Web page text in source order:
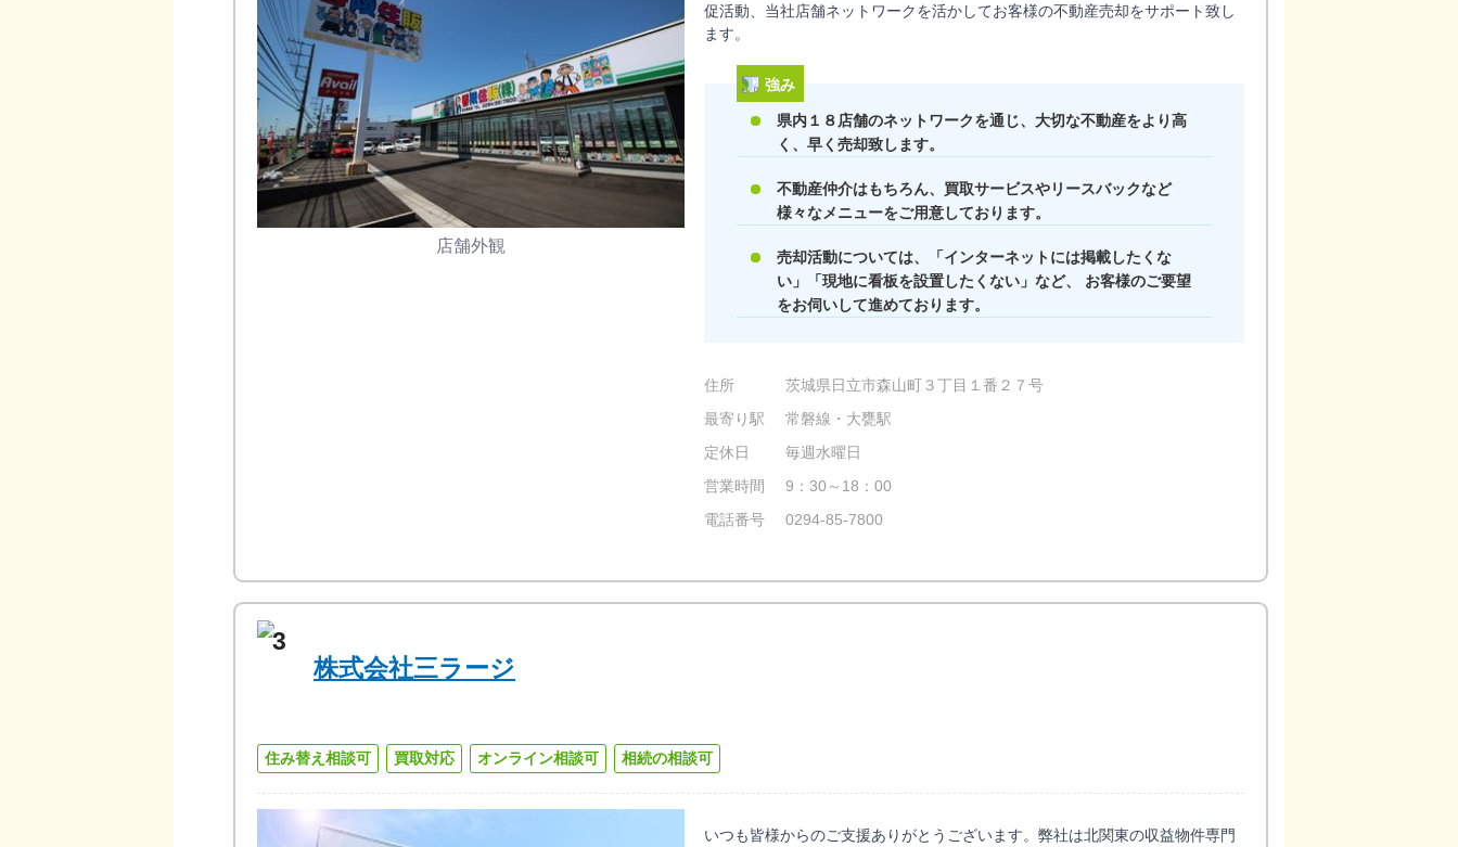
店舗外観
促活動、当社店舗ネットワークを活かしてお客様の不動産売却をサポート致し
ます。
強み
県内１８店舗のネットワークを通じ、大切な不動産をより高
く、早く売却致します。
不動産仲介はもちろん、買取サービスやリースバックなど
様々なメニューをご用意しております。
売却活動については、「インターネットには掲載したくな
い」「現地に看板を設置したくない」など、 お客様のご要望
をお伺いして進めております。
住所
茨城県日立市森山町３丁目１番２７号
最寄り駅
常磐線・大甕駅
定休日
毎週水曜日
営業時間
9：30～18：00
電話番号
0294-85-7800
3
株式会社三ラージ
住み替え相談可 買取対応 オンライン相談可 相続の相談可
いつも皆様からのご支援ありがとうございます。弊社は北関東の収益物件専門